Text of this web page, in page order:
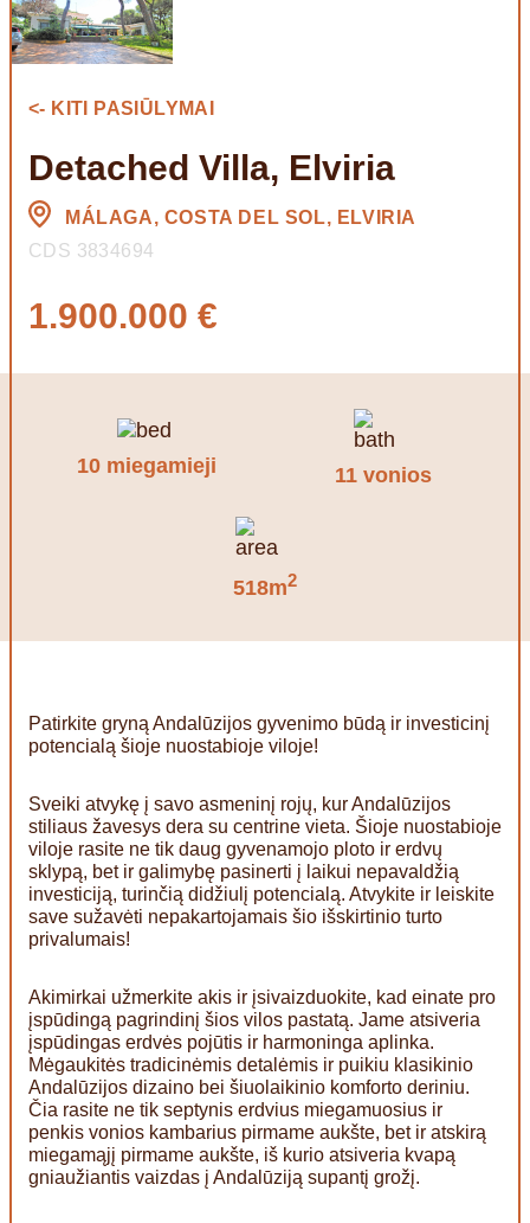
<- KITI PASIŪLYMAI
Detached Villa, Elviria
MÁLAGA, COSTA DEL SOL, ELVIRIA
CDS 3834694
1.900.000 €
10 miegamieji 11 vonios
518m2
Patirkite gryną Andalūzijos gyvenimo būdą ir investicinį
potencialą šioje nuostabioje viloje!
Sveiki atvykę į savo asmeninį rojų, kur Andalūzijos
stiliaus žavesys dera su centrine vieta. Šioje nuostabioje
viloje rasite ne tik daug gyvenamojo ploto ir erdvų
sklypą, bet ir galimybę pasinerti į laikui nepavaldžią
investiciją, turinčią didžiulį potencialą. Atvykite ir leiskite
save sužavėti nepakartojamais šio išskirtinio turto
privalumais!
Akimirkai užmerkite akis ir įsivaizduokite, kad einate pro
įspūdingą pagrindinį šios vilos pastatą. Jame atsiveria
įspūdingas erdvės pojūtis ir harmoninga aplinka.
Mėgaukitės tradicinėmis detalėmis ir puikiu klasikinio
Andalūzijos dizaino bei šiuolaikinio komforto deriniu.
Čia rasite ne tik septynis erdvius miegamuosius ir
penkis vonios kambarius pirmame aukšte, bet ir atskirą
miegamąjį pirmame aukšte, iš kurio atsiveria kvapą
gniaužiantis vaizdas į Andalūziją supantį grožį.